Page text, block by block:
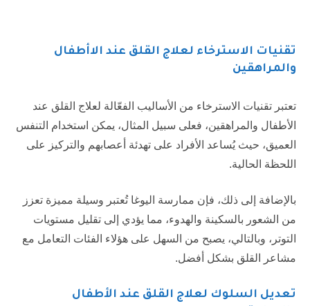
تقنيات الاسترخاء لعلاج القلق عند الاأطفال
والمراهقين
تعتبر تقنيات الاسترخاء من الأساليب الفعّالة لعلاج القلق عند
الأطفال والمراهقين، فعلى سبيل المثال، يمكن استخدام التنفس
العميق، حيث يُساعد الأفراد على تهدئة أعصابهم والتركيز على
اللحظة الحالية.
بالإضافة إلى ذلك، فإن ممارسة اليوغا تُعتبر وسيلة مميزة تعزز
من الشعور بالسكينة والهدوء، مما يؤدي إلى تقليل مستويات
التوتر، وبالتالي، يصبح من السهل على هؤلاء الفئات التعامل مع
مشاعر القلق بشكل أفضل.
تعديل السلوك لعلاج القلق عند الأطفال